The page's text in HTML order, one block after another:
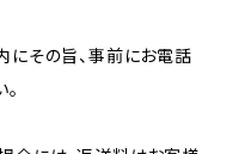
にその旨、事前にお電話